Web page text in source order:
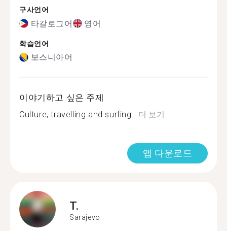
구사언어
타갈로그어 영어
학습언어
보스니아어
이야기하고 싶은 주제
Culture, travelling and surfing...더 보기
앱 다운로드
T.
Sarajevo